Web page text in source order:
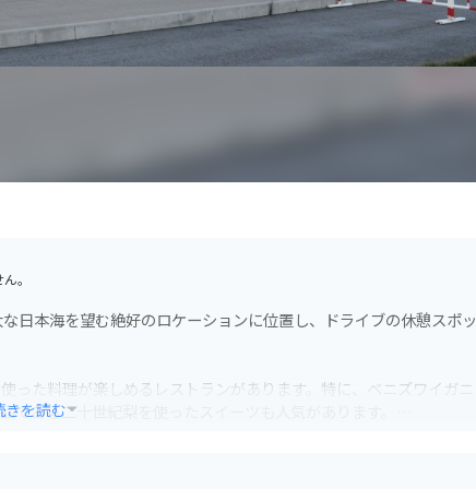
。
日本海を望む絶好のロケーションに位置し、ドライブの休憩スポッ
った料理が楽しめるレストランがあります。特に、ベニズワイガニ
である二十世紀梨を使ったスイーツも人気があります。
すすめです。例えば、車で約10分の距離にある「浦安神社」は、縁
きを読む